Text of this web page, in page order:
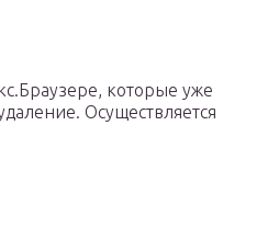
которые уже
Осуществляется